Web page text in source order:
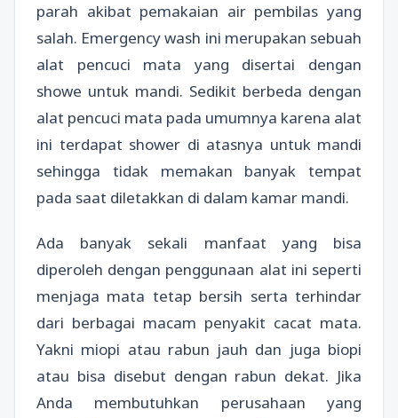
parah akibat pemakaian air pembilas yang
salah. Emergency wash ini merupakan sebuah
alat pencuci mata yang disertai dengan
showe untuk mandi. Sedikit berbeda dengan
alat pencuci mata pada umumnya karena alat
ini terdapat shower di atasnya untuk mandi
sehingga tidak memakan banyak tempat
pada saat diletakkan di dalam kamar mandi.
Ada banyak sekali manfaat yang bisa
diperoleh dengan penggunaan alat ini seperti
menjaga mata tetap bersih serta terhindar
dari berbagai macam penyakit cacat mata.
Yakni miopi atau rabun jauh dan juga biopi
atau bisa disebut dengan rabun dekat. Jika
Anda membutuhkan perusahaan yang